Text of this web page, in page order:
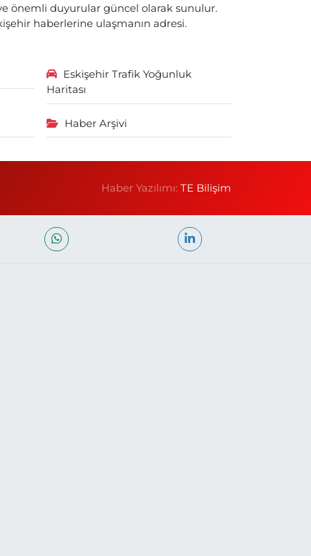
önemli duyurular güncel olarak sunulur.
haberlerine ulaşmanın adresi.
Eskişehir Trafik Yoğunluk
Haritası
Haber Arşivi
Haber Yazılımı:TE Bilişim